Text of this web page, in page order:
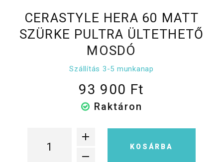
CERASTYLE HERA 60 MATT
SZÜRKE PULTRA ÜLTETHETŐ
MOSDÓ
Szállítás 3-5 munkanap
93 900 Ft
Raktáron
KOSÁRBA